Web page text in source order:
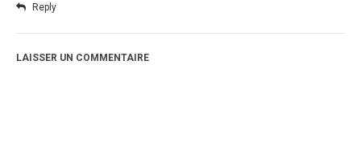
Reply
LAISSER UN COMMENTAIRE